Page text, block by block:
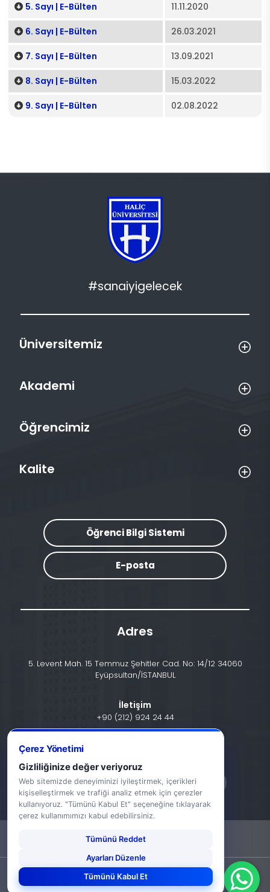
5. Sayı | E-Bülten 11.11.2020
6. Sayı | E-Bülten 26.03.2021
7. Sayı | E-Bülten 13.09.2021
8. Sayı | E-Bülten 15.03.2022
9. Sayı | E-Bülten 02.08.2022
#sanaiyigelecek
Üniversitemiz
Akademi
Öğrencimiz
Kalite
Öğrenci Bilgi Sistemi
E-posta
Adres
5. Levent Mah. 15 Temmuz Şehitler Cad. No: 14/12 34060
Eyüpsultan/İSTANBUL
İletişim
+90 (212) 924 24 44
KVKK Bildirimi-Gizlilik Bildirimi
©2026 Haliç Üniversitesi. Tüm hakları saklıdır.
Çerez Yönetimi
Gizliliğinize değer veriyoruz
Web sitemizde deneyiminizi iyileştirmek, içerikleri
kişiselleştirmek ve trafiği analiz etmek için çerezler
kullanıyoruz. "Tümünü Kabul Et" seçeneğine tıklayarak
çerez kullanımımızı kabul edebilirsiniz.
Tümünü Reddet
Ayarları Düzenle
Tümünü Kabul Et